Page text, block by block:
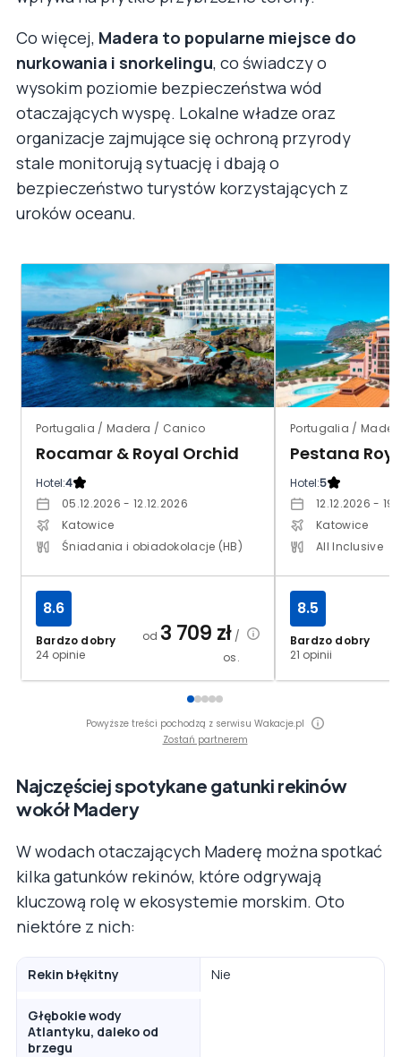
Co więcej, Madera to popularne miejsce do
nurkowania i snorkelingu, co świadczy o
wysokim poziomie bezpieczeństwa wód
otaczających wyspę. Lokalne władze oraz
organizacje zajmujące się ochroną przyrody
stale monitorują sytuację i dbają o
bezpieczeństwo turystów korzystających z
uroków oceanu.
Portugalia / Madera / Canico
Rocamar & Royal Orchid
Hotel:4
05.12.2026 - 12.12.2026
Katowice
Śniadania i obiadokolacje (HB)
Bardzo dobry
24 opinie
8.6
od 3 709 zł/
os.
Portugalia /
Hotel:5
12.12.2026 -
Katowice
All Inclusive
Bardzo dobry
21 opinii
8.5
Powyższe treści pochodzą z serwisu Wakacje.pl
Zostań partnerem
Najczęściej spotykane gatunki rekinów
wokół Madery
W wodach otaczających Maderę można spotkać
kilka gatunków rekinów, które odgrywają
kluczową rolę w ekosystemie morskim. Oto
niektóre z nich:
Rekin błękitny Nie
Głębokie wody
Atlantyku, daleko od
brzegu